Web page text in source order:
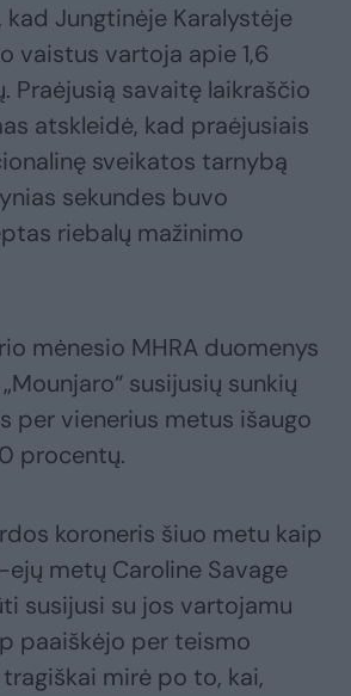
kad Jungtinėje Karalystėje
vaistus vartoja apie 1,6
Praėjusią savaitę laikraščio
atskleidė, kad praėjusiais
sveikatos tarnybą
sekundes buvo
riebalų mažinimo
mėnesio MHRA duomenys
susijusių sunkių
per vienerius metus išaugo
procentų.
koroneris šiuo metu kaip
metų Caroline Savage
susijusi su jos vartojamu
paaiškėjo per teismo
mirė po to, kai,